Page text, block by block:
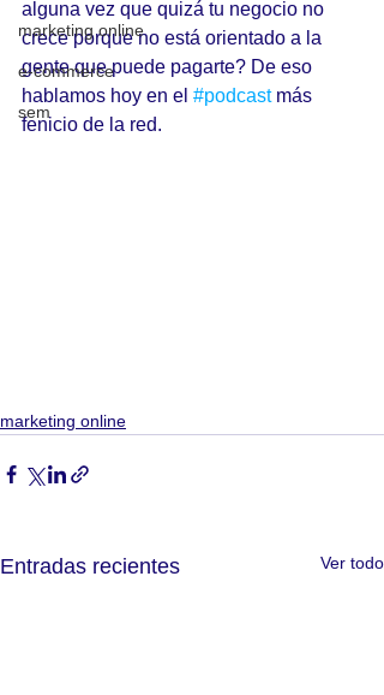
marketing online
e-commerce
sem
alguna vez que quizá tu negocio no
crece porque no está orientado a la
gente que puede pagarte? De eso
hablamos hoy en el #podcast más
fenicio de la red.
marketing online
Entradas recientes Ver todo